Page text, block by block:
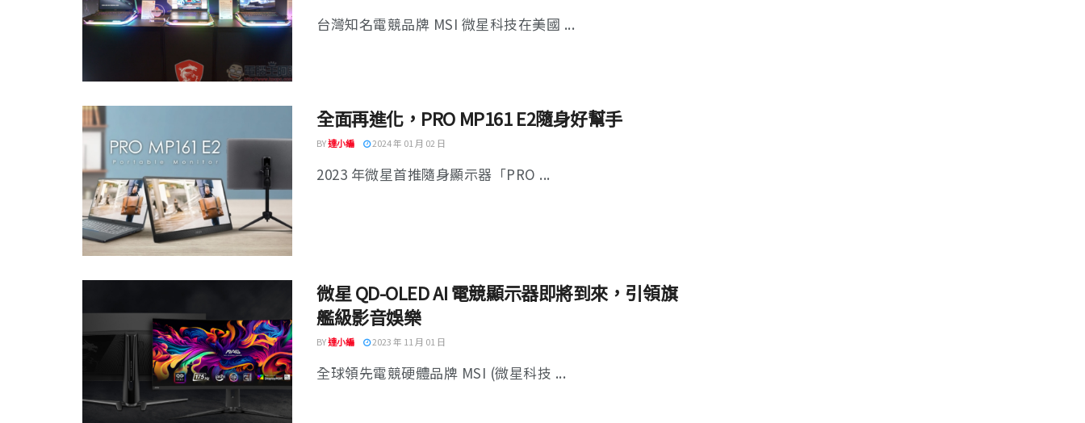
台灣知名電競品牌 MSI 微星科技在美國 ...
全面再進化，PRO MP161 E2隨身好幫手
BY達小編 2024 年 01 月 02 日
2023 年微星首推隨身顯示器「PRO ...
微星 QD-OLED AI 電競顯示器即將到來，引領旗
艦級影音娛樂
BY達小編 2023 年 11 月 01 日
全球領先電競硬體品牌 MSI (微星科技 ...